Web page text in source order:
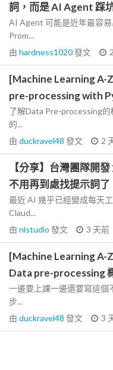
詞，而是 AI Agent 踩
AI Agent 可能是近年最容
Prom...
由 hardness1020發文
[Machine Learning A-
pre-processing with
了解Data Pre-processing
的...
由 duckravel48 發文 2
【分享】台灣團隊開
不用再到處找提示詞了
最近 AI 幾乎已經變成每天
Claud...
由 nlstudio 發文 3 天前
[Machine Learning A-
Data pre-processing
一邊要上課一邊還要寫這個
步...
由 duckravel48 發文 3